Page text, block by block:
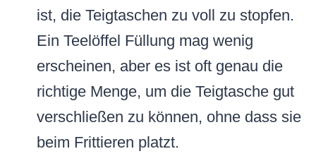
ist, die Teigtaschen zu voll zu stopfen.
Ein Teelöffel Füllung mag wenig
erscheinen, aber es ist oft genau die
richtige Menge, um die Teigtasche gut
verschließen zu können, ohne dass sie
beim Frittieren platzt.